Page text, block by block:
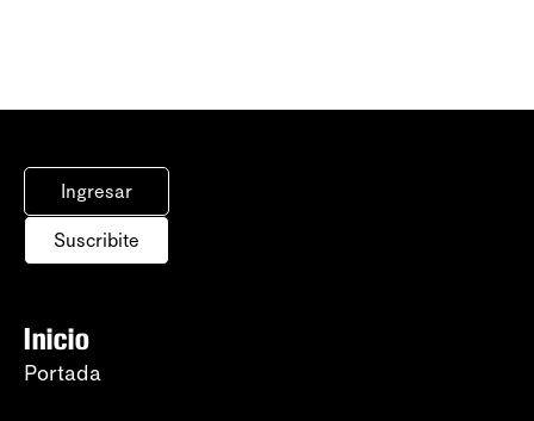
Ingresar
Suscribite
Inicio
Portada